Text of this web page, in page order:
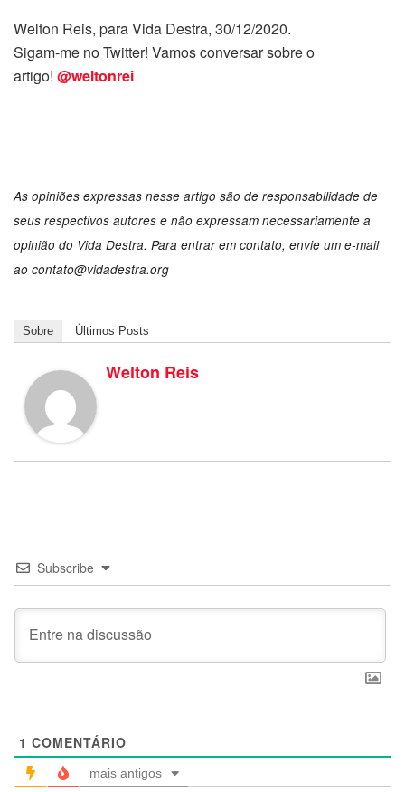
Welton Reis, para Vida Destra, 30/12/2020.
Sigam-me no Twitter! Vamos conversar sobre o
artigo! @weltonrei
As opiniões expressas nesse artigo são de responsabilidade de
seus respectivos autores e não expressam necessariamente a
opinião do Vida Destra. Para entrar em contato, envie um e-mail
ao contato@vidadestra.org
Sobre Últimos Posts
Welton Reis
Subscribe
1 COMENTÁRIO
mais antigos